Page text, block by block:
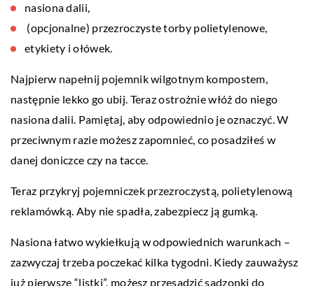
nasiona dalii,
(opcjonalne) przezroczyste torby polietylenowe,
etykiety i ołówek.
Najpierw napełnij pojemnik wilgotnym kompostem,
następnie lekko go ubij. Teraz ostrożnie włóż do niego
nasiona dalii. Pamiętaj, aby odpowiednio je oznaczyć. W
przeciwnym razie możesz zapomnieć, co posadziłeś w
danej doniczce czy na tacce.
Teraz przykryj pojemniczek przezroczystą, polietylenową
reklamówką. Aby nie spadła, zabezpiecz ją gumką.
Nasiona łatwo wykiełkują w odpowiednich warunkach –
zazwyczaj trzeba poczekać kilka tygodni. Kiedy zauważysz
już pierwsze “listki”, możesz przesadzić sadzonki do